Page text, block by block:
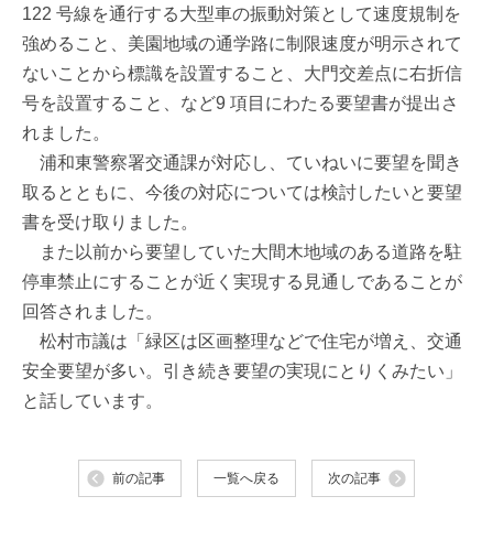
122 号線を通行する大型車の振動対策として速度規制を
強めること、美園地域の通学路に制限速度が明示されて
ないことから標識を設置すること、大門交差点に右折信
号を設置すること、など9 項目にわたる要望書が提出さ
れました。
浦和東警察署交通課が対応し、ていねいに要望を聞き
取るとともに、今後の対応については検討したいと要望
書を受け取りました。
また以前から要望していた大間木地域のある道路を駐
停車禁止にすることが近く実現する見通しであることが
回答されました。
松村市議は「緑区は区画整理などで住宅が増え、交通
安全要望が多い。引き続き要望の実現にとりくみたい」
と話しています。
前の記事 一覧へ戻る 次の記事